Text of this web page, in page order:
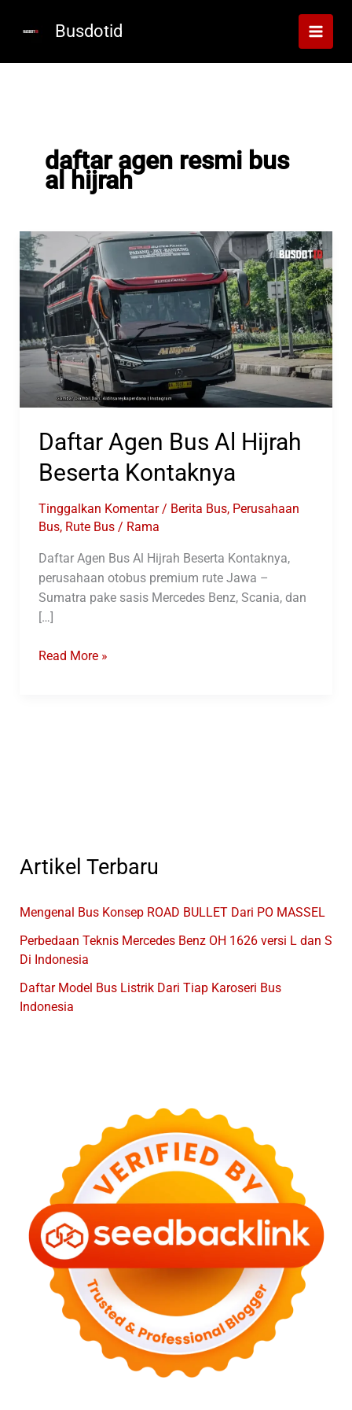
Busdotid
daftar agen resmi bus
al hijrah
Daftar Agen Bus Al Hijrah
Beserta Kontaknya
Tinggalkan Komentar / Berita Bus, Perusahaan
Bus, Rute Bus/ Rama
Daftar Agen Bus Al Hijrah Beserta Kontaknya,
perusahaan otobus premium rute Jawa –
Sumatra pake sasis Mercedes Benz, Scania, dan
[…]
Daftar
Read More »
Artikel Terbaru
Mengenal Bus Konsep ROAD BULLET Dari PO MASSEL
Perbedaan Teknis Mercedes Benz OH 1626 versi L dan S
Di Indonesia
Daftar Model Bus Listrik Dari Tiap Karoseri Bus
Indonesia